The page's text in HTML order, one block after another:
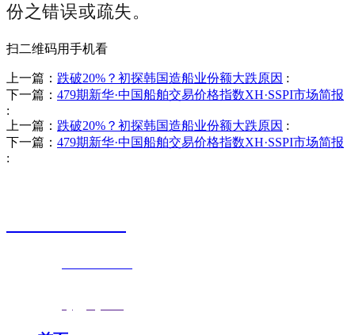
份之错误或疏失。
扫二维码用手机看
上一篇： 跌破20%？初探韩国造船业份额大跌原因 :
下一篇： 479期新华·中国船舶交易价格指数XH·SSPI市场简报
:
上一篇： 跌破20%？初探韩国造船业份额大跌原因 :
下一篇： 479期新华·中国船舶交易价格指数XH·SSPI市场简报
: